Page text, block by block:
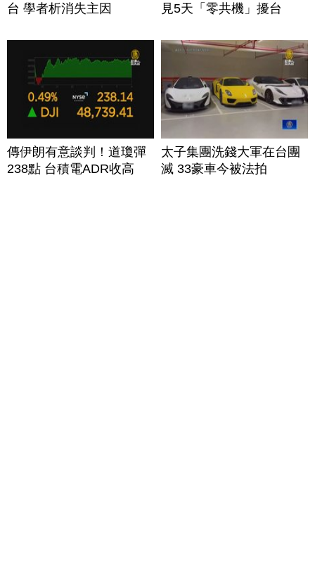
台 學者析消失主因
見5天「零共機」擾台
傳伊朗有意談判！道瓊彈
238點 台積電ADR收高
太子集團洗錢大軍在台團
滅 33豪車今被法拍